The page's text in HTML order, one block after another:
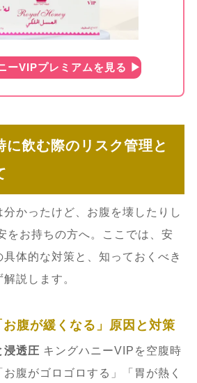
ーVIPプレミアムを見る ▶︎
に飲む際のリスク管理と
分かったけど、お腹を壊したりし
をお持ちの方へ。ここでは、安
体的な対策と、知っておくべき
説します。
腹が緩くなる」原因と対策
浸透圧 キングハニーVIPを空腹時
腹がゴロゴロする」「胃が熱く